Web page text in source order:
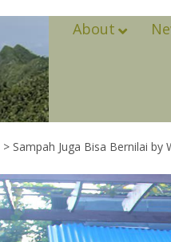
About
> Sampah Juga Bisa Bernilai by